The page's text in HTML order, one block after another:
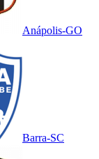
Anápolis-GO
Barra-SC